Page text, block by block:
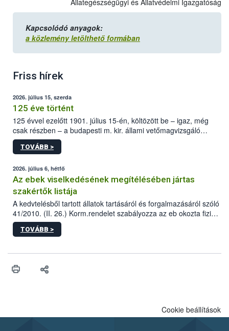
Állategészségügyi és Állatvédelmi Igazgatóság
Kapcsolódó anyagok:
a közlemény letölthető formában
Friss hírek
2026. július 15, szerda
125 éve történt
125 évvel ezelőtt 1901. július 15-én, költözött be – igaz, még
csak részben – a budapesti m. kir. állami vetőmagvizsgáló
állomás a Kis Rókus utca 15. szám alatti, Czigler Győző által
tervezett új épületébe.
TOVÁBB >
2026. július 6, hétfő
Az ebek viselkedésének megítélésében jártas
szakértők listája
A kedvtelésből tartott állatok tartásáról és forgalmazásáról szóló
41/2010. (II. 26.) Korm.rendelet szabályozza az eb okozta fizikai
sérülés, illetve ennek veszélye keletkezésekor felmerülő
hatósági feladatokat, valamint a veszélyes eb tartását és annak
vonni az ebek viselkedésének megítélésében jártas szakértőt.
TOVÁBB >
Cookie beállítások